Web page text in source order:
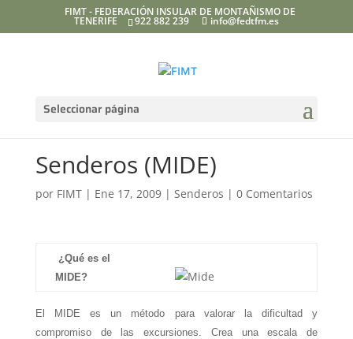
FIMT - FEDERACIÓN INSULAR DE MONTAÑISMO DE
TENERIFE 922 882 239 info@fedtfm.es
Seleccionar página
Senderos (MIDE)
por FIMT| Ene 17, 2009| Senderos | 0 Comentarios
¿Qué es el
MIDE?
El MIDE es un método para valorar la dificultad y
compromiso de las excursiones. Crea una escala de